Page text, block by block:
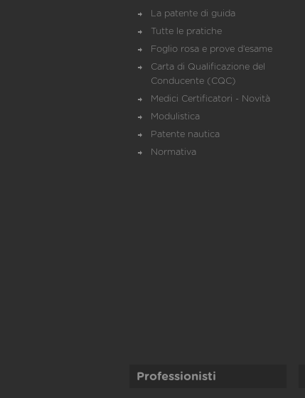
La patente di guida
Tutte le pratiche
Foglio rosa e prove d’esame
Carta di Qualificazione del
Conducente (CQC)
Medici Certificatori - Novità
Modulistica
Patente nautica
Normativa
Professionisti